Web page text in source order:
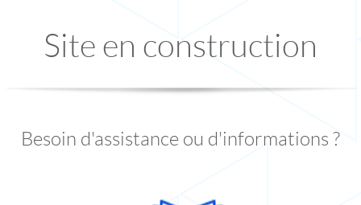
Site en construction
Besoin d'assistance ou d'informations ?